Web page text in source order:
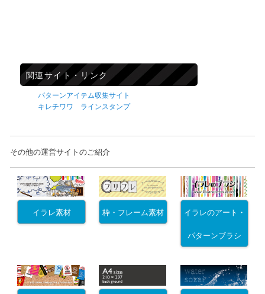
関連サイト・リンク
パターンアイテム収集サイト
キレチワワ ラインスタンプ
その他の運営サイトのご紹介
イラレ素材 枠・フレーム素材 イラレのアート・
パターンブラシ